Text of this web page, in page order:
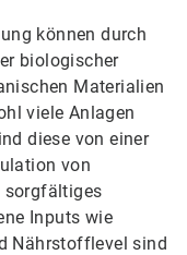
können durch
biologischer
Materialien
viele Anlagen
diese von einer
von
sorgfältiges
Inputs wie
Nährstofflevel sind